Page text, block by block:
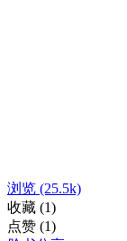
浏览 (25.5k)
收藏 (1)
点赞 (1)